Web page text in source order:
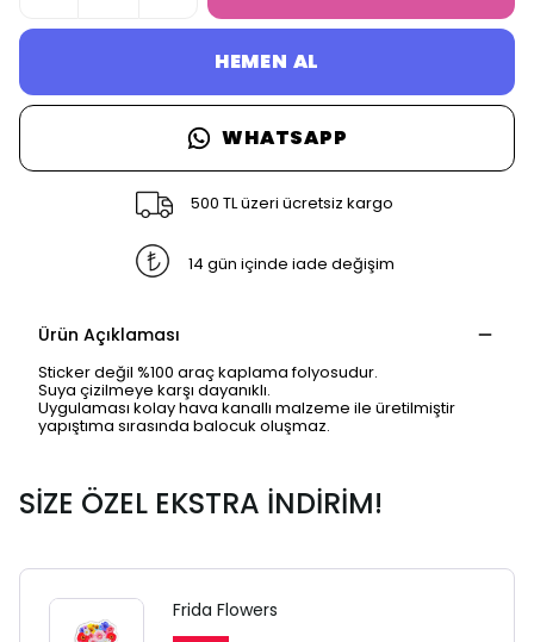
HEMEN AL
WHATSAPP
500 TL üzeri ücretsiz kargo
14 gün içinde iade değişim
Ürün Açıklaması
Sticker değil %100 araç kaplama folyosudur.
Suya çizilmeye karşı dayanıklı.
Uygulaması kolay hava kanallı malzeme ile üretilmiştir
yapıştıma sırasında balocuk oluşmaz.
SİZE ÖZEL EKSTRA İNDİRİM!
Frida Flowers